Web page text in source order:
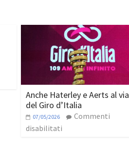
Anche Haterley e Aerts al via
del Giro d’Italia
07/05/2026
Commenti
disabilitati